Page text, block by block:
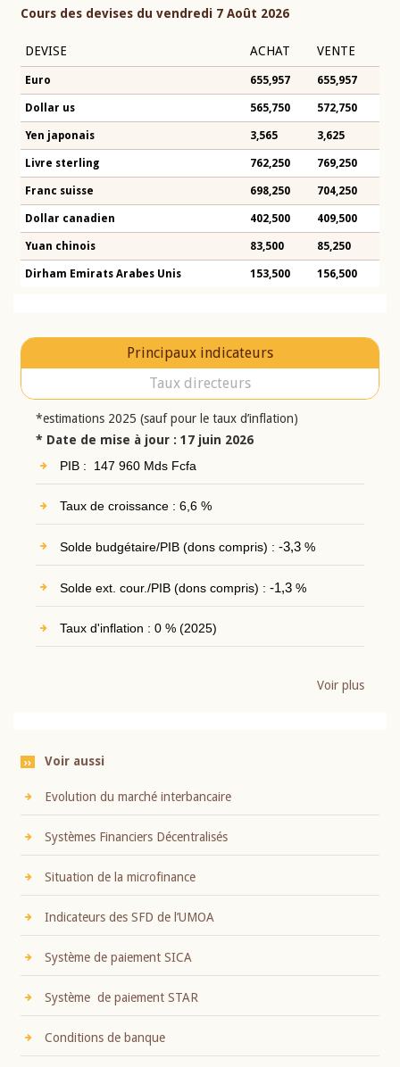
Cours des devises du vendredi 7 Août 2026
DEVISE ACHAT VENTE
Euro 655,957 655,957
Dollar us 565,750 572,750
Yen japonais 3,565 3,625
Livre sterling 762,250 769,250
Franc suisse 698,250 704,250
Dollar canadien 402,500 409,500
Yuan chinois 83,500 85,250
Dirham Emirats Arabes Unis 153,500 156,500
Principaux indicateurs
Taux directeurs
*estimations 2025 (sauf pour le taux d’inflation)
* Date de mise à jour : 17 juin 2026
PIB : 147 960 Mds Fcfa
Taux de croissance : 6,6 %
Solde budgétaire/PIB (dons compris) : -3,3%
Solde ext. cour./PIB (dons compris) : -1,3%
Taux d'inflation : 0 % (2025)
Voir plus
Voir aussi
Evolution du marché interbancaire
Systèmes Financiers Décentralisés
Situation de la microfinance
Indicateurs des SFD de l’UMOA
Système de paiement SICA
Système de paiement STAR
Conditions de banque